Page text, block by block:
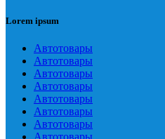
Lorem ipsum
Автотовары
Автотовары
Автотовары
Автотовары
Автотовары
Автотовары
Автотовары
Автотовары